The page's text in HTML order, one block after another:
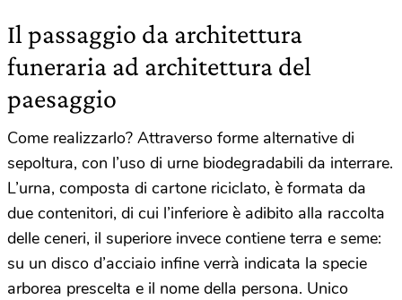
Il passaggio da architettura
funeraria ad architettura del
paesaggio
Come realizzarlo? Attraverso forme alternative di
sepoltura, con l’uso di urne biodegradabili da interrare.
L’urna, composta di cartone riciclato, è formata da
due contenitori, di cui l’inferiore è adibito alla raccolta
delle ceneri, il superiore invece contiene terra e seme:
su un disco d’acciaio infine verrà indicata la specie
arborea prescelta e il nome della persona. Unico